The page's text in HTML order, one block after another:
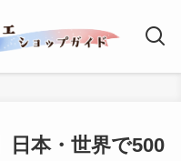
日本・世界で500